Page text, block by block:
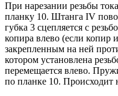
При нарезании резьбы
планку 10. Штанга IV
губка 3 сцепляется с
копира влево (если копир
закрепленным на ней
котором установлена
перемещается влево.
по планке 10. Происходит